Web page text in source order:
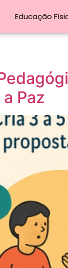
Educação
Paz